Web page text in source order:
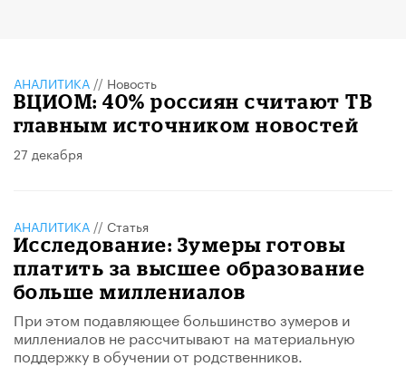
АНАЛИТИКА // Новость
ВЦИОМ: 40% россиян считают ТВ
главным источником новостей
27 декабря
АНАЛИТИКА // Статья
Исследование: Зумеры готовы
платить за высшее образование
больше миллениалов
При этом подавляющее большинство зумеров и
миллениалов не рассчитывают на материальную
поддержку в обучении от родственников.